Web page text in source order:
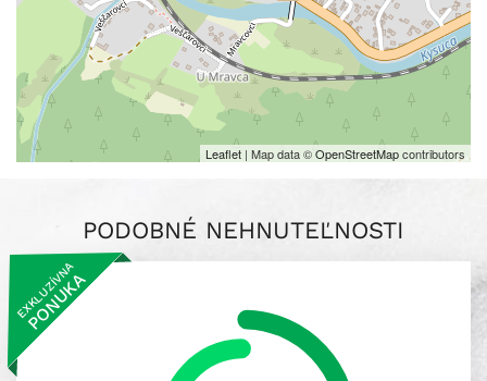
Leaflet | Map data ©OpenStreetMapcontributors
PODOBNÉ NEHNUTEĽNOSTI
EXKLUZÍVNA
PONUKA